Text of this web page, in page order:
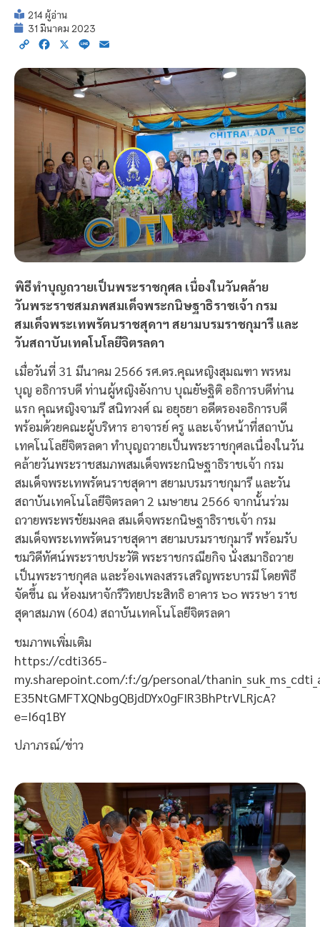
214 ผู้อ่าน
31 มีนาคม 2023
Copy Facebook
X Line
พิธีทำบุญถวายเป็นพระราชกุศล เนื่องในวันคล้าย
วันพระราชสมภพสมเด็จพระกนิษฐาธิราชเจ้า กรม
สมเด็จพระเทพรัตนราชสุดาฯ สยามบรมราชกุมารี และ
วันสถาบันเทคโนโลยีจิตรลดา
เมื่อวันที่ 31 มีนาคม 2566 รศ.ดร.คุณหญิงสุมณฑา พรหม
บุญ อธิการบดี ท่านผู้หญิงอังกาบ บุณยัษฐิติ อธิการบดีท่าน
แรก คุณหญิงจามรี สนิทวงศ์ ณ อยุธยา อดีตรองอธิการบดี
พร้อมด้วยคณะผู้บริหาร อาจารย์ ครู และเจ้าหน้าที่สถาบัน
เทคโนโลยีจิตรลดา ทำบุญถวายเป็นพระราชกุศลเนื่องในวัน
คล้ายวันพระราชสมภพสมเด็จพระกนิษฐาธิราชเจ้า กรม
สมเด็จพระเทพรัตนราชสุดาฯ สยามบรมราชกุมารี และวัน
สถาบันเทคโนโลยีจิตรลดา 2 เมษายน 2566 จากนั้นร่วม
ถวายพระพรชัยมงคล สมเด็จพระกนิษฐาธิราชเจ้า กรม
สมเด็จพระเทพรัตนราชสุดาฯ สยามบรมราชกุมารี พร้อมรับ
ชมวิดีทัศน์พระราชประวัติ พระราชกรณียกิจ นั่งสมาธิถวาย
เป็นพระราชกุศล และร้องเพลงสรรเสริญพระบารมี โดยพิธี
จัดขึ้น ณ ห้องมหาจักรีวิทยประสิทธิ อาคาร ๖๐ พรรษา ราช
สุดาสมภพ (604) สถาบันเทคโนโลยีจิตรลดา
ชมภาพเพิ่มเติม
https://cdti365-
my.sharepoint.com/:f:/g/personal/
E35NtGMFTXQNbgQBjdDYx0gFIR3BhPtrVLRjcA?
e=I6q1BY
ปภาภรณ์/ข่าว